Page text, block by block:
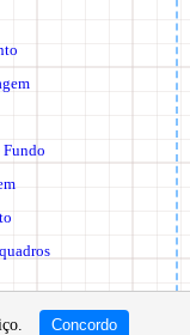
Concordo
Fundo